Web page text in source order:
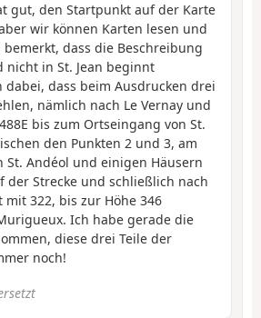
gut, den Startpunkt auf der Karte
wir können Karten lesen und
dass die Beschreibung
nicht in St. Jean beginnt
dabei, dass beim Ausdrucken drei
nämlich nach Le Vernay und
bis zum Ortseingang von St.
den Punkten 2 und 3, am
St. Andéol und einigen Häusern
der Strecke und schließlich nach
mit 322, bis zur Höhe 346
Ich habe gerade die
diese drei Teile der
noch!